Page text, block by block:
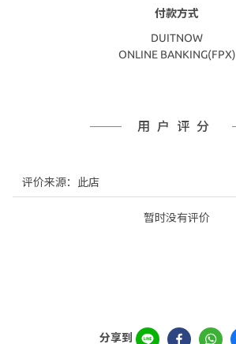
付款方式
DUITNOW
ONLINE BANKING(FPX)
用户评分
暂时没有评价
分享到